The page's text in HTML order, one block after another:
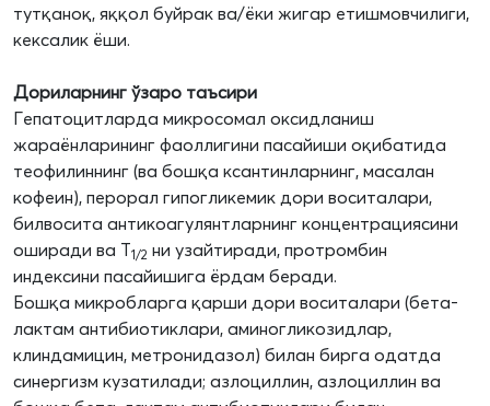
тутқаноқ, яққол буйрак ва/ёки жигар етишмовчилиги,
кексалик ёши.
Дориларнинг ўзаро таъсири
Гепатоцитларда микросомал оксидланиш
жараёнларининг фаоллигини пасайиши оқибатида
теофилиннинг (ва бошқа ксантинларнинг, масалан
кофеин), перорал гипогликемик дори воситалари,
билвосита антикоагулянтларнинг концентрациясини
оширади ва Т1/2 ни узайтиради, протромбин
индексини пасайишига ёрдам беради.
Бошқа микробларга қарши дори воситалари (бета-
лактам антибиотиклари, аминогликозидлар,
клиндамицин, метронидазол) билан бирга одатда
синергизм кузатилади; азлоциллин, азлоциллин ва